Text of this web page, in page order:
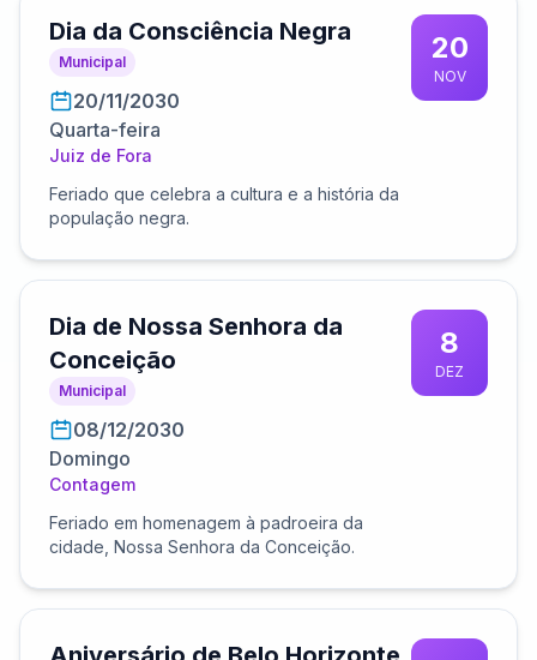
Dia da Consciência Negra
Municipal
20/11/2030
Quarta-feira
Juiz de Fora
Feriado que celebra a cultura e a história da
população negra.
20
NOV
Dia de Nossa Senhora da
Conceição
Municipal
08/12/2030
Domingo
Contagem
Feriado em homenagem à padroeira da
cidade, Nossa Senhora da Conceição.
8
DEZ